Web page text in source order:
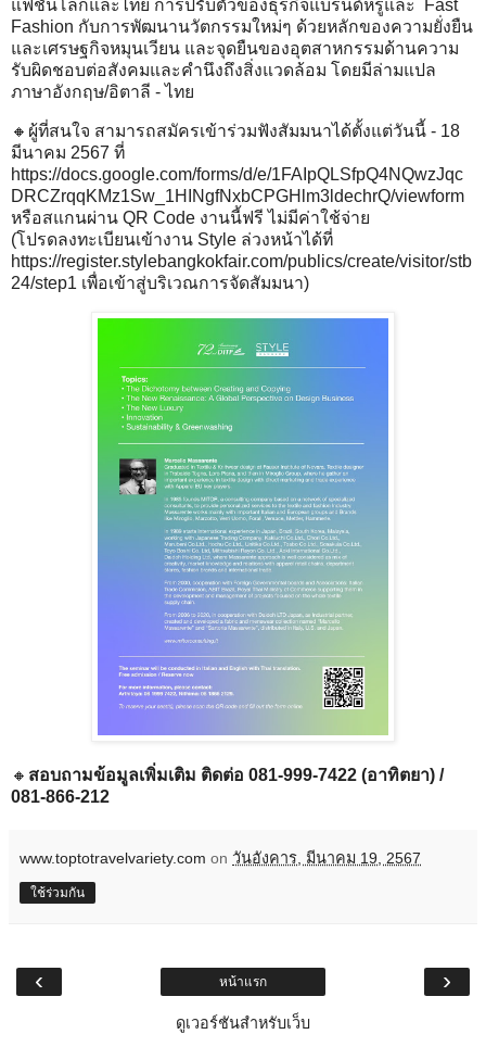
แฟชั่นโลกและไทย การปรับตัวของธุรกิจแบรนด์หรูและ Fast
Fashion กับการพัฒนานวัตกรรมใหม่ๆ ด้วยหลักของความยั่งยืน
และเศรษฐกิจหมุนเวียน และจุดยืนของอุตสาหกรรมด้านความ
รับผิดชอบต่อสังคมและคำนึงถึงสิ่งแวดล้อม โดยมีล่ามแปล
ภาษาอังกฤษ/อิตาลี - ไทย
🔸ผู้ที่สนใจ สามารถสมัครเข้าร่วมฟังสัมมนาได้ตั้งแต่วันนี้ - 18
มีนาคม 2567 ที่
https://docs.google.com/forms/d/e/1FAIpQLSfpQ4NQwzJqc
DRCZrqqKMz1Sw_1HINgfNxbCPGHlm3ldechrQ/viewform
หรือสแกนผ่าน QR Code งานนี้ฟรี ไม่มีค่าใช้จ่าย
(โปรดลงทะเบียนเข้างาน Style ล่วงหน้าได้ที่
https://register.stylebangkokfair.com/publics/create/visitor/stb
24/step1 เพื่อเข้าสู่บริเวณการจัดสัมมนา)
🔸 สอบถามข้อมูลเพิ่มเติม ติดต่อ 081-999-7422 (อาทิตยา) /
081-866-212
www.toptotravelvariety.com on วันอังคาร, มีนาคม 19, 2567
ใช้ร่วมกัน
‹ ›
หน้าแรก
ดูเวอร์ชันสำหรับเว็บ